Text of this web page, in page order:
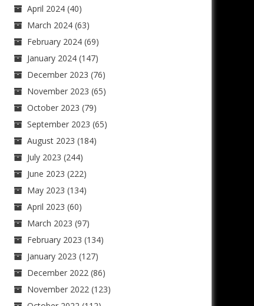
April 2024(40)
March 2024(63)
February 2024(69)
January 2024(147)
December 2023 (76)
November 2023 (65)
October 2023 (79)
September 2023 (65)
August 2023 (184)
July 2023 (244)
June 2023 (222)
May 2023 (134)
April 2023 (60)
March 2023 (97)
February 2023 (134)
January 2023 (127)
December 2022(86)
November 2022(123)